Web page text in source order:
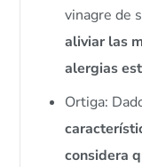
vinagre de
aliviar las
alergias
Ortiga:
considera